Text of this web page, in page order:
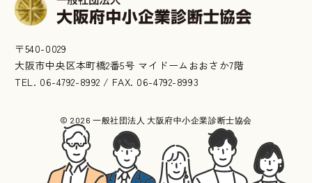
〒540-0029
大阪市中央区本町橋2番5号 マイドームおおさか7階
TEL. 06-4792-8992 / FAX. 06-4792-8993
© 2026 一般社団法人 大阪府中小企業診断士協会